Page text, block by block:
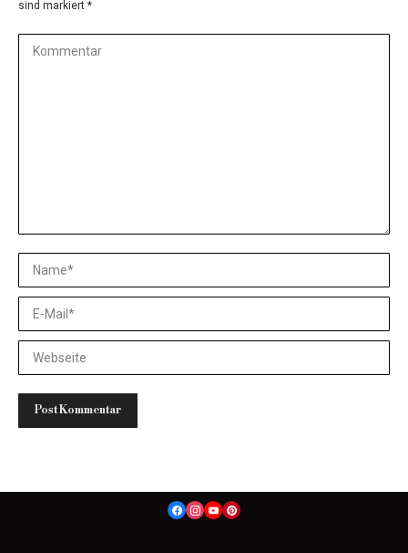
sind markiert *
Kommentar
Name *
E-Mail *
Website
Post Kommentar